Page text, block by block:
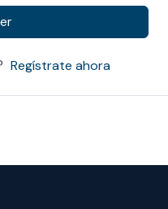
Regístrate ahora